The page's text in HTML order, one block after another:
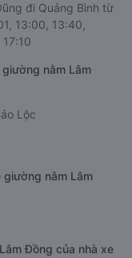
đi Quảng Bình từ
13:00, 13:40,
nằm Lâm
Lộc
giường nằm Lâm
Đồng của nhà xe